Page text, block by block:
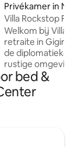
beoordeling
Privékamer in
Villa Rockstop
Breakfast.
Welkom bij Villa
retraite in Gigiri,
de diplomatieke
rustige omgeving
minuten lopen
ambassades,
verschillende
bed &